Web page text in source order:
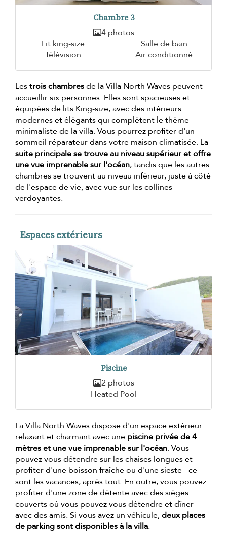
Chambre 3
4 photos
Lit king-size
Salle de bain
Télévision
Air conditionné
Lestrois chambresde la Villa North Waves peuvent
accueillir six personnes. Elles sont spacieuses et
équipées de lits King-size, avec des intérieurs
modernes et élégants qui complètent le thème
minimaliste de la villa. Vous pourrez profiter d'un
sommeil réparateur dans votre maison climatisée. La
suite principale se trouve au niveau supérieur et offre
une vue imprenable sur l'océan, tandis que les autres
chambres se trouvent au niveau inférieur, juste à côté
de l'espace de vie, avec vue sur les collines
verdoyantes.
Espaces extérieurs
Piscine
2 photos
Heated Pool
La Villa North Waves dispose d'un espace extérieur
relaxant et charmant avec une piscine privée de 4
mètres et une vue imprenable sur l'océan. Vous
pouvez vous détendre sur les chaises longues et
profiter d'une boisson fraîche ou d'une sieste - ce
sont les vacances, après tout. En outre, vous pouvez
profiter d'une zone de détente avec des sièges
couverts où vous pouvez vous détendre et dîner
avec des amis. Si vous avez un véhicule,deux places
de parking sont disponibles à la villa.